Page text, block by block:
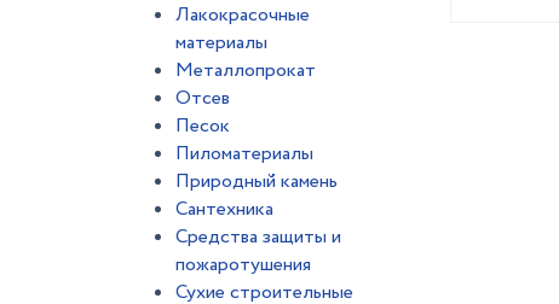
Лакокрасочные
материалы
Металлопрокат
Отсев
Песок
Пиломатериалы
Природный камень
Сантехника
Средства защиты и
пожаротушения
Сухие строительные